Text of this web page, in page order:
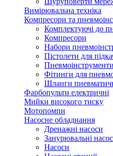
Вимірювальна техніка
Компресори та
Комплектуючі до
Компресори
Набори
Пістолети для
Пневмоінструменти
Фітинги для
Шланги
Фарбопульти електричні
Мийки високого тиску
Мотопомпи
Насосне обладнання
Дренажні насоси
Занурювальні
Насоси